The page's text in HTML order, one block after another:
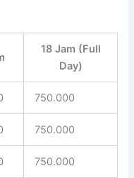
18 Jam (Full
Day)
750.000
750.000
750.000